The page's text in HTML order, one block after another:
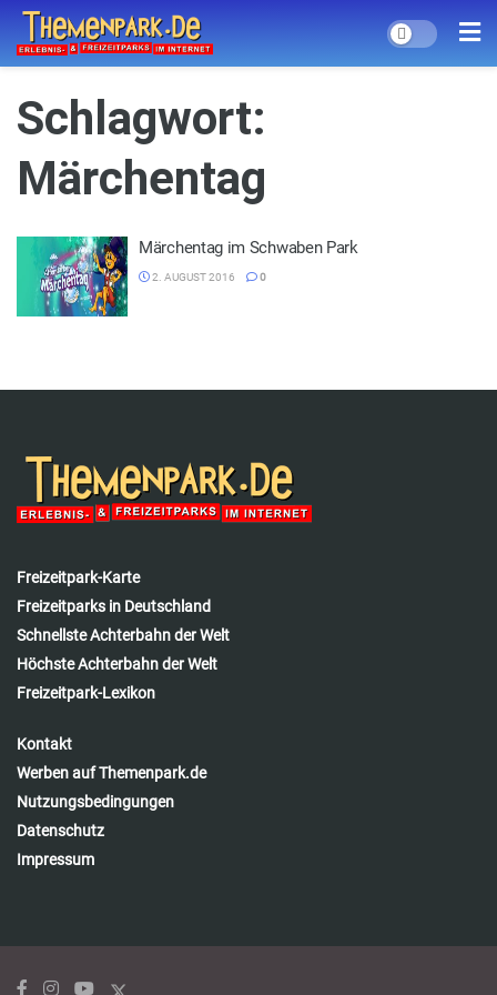
Schlagwort:
Märchentag
Märchentag im Schwaben Park
2. AUGUST 2016 0
Freizeitpark-Karte
Freizeitparks in Deutschland
Schnellste Achterbahn der Welt
Höchste Achterbahn der Welt
Freizeitpark-Lexikon
Kontakt
Werben auf Themenpark.de
Nutzungsbedingungen
Datenschutz
Impressum